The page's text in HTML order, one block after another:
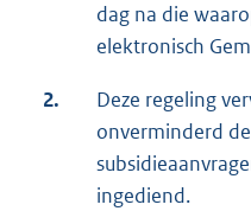
dag na die
elektronisch
2.
Deze regeling
onverminderd
ingediend.